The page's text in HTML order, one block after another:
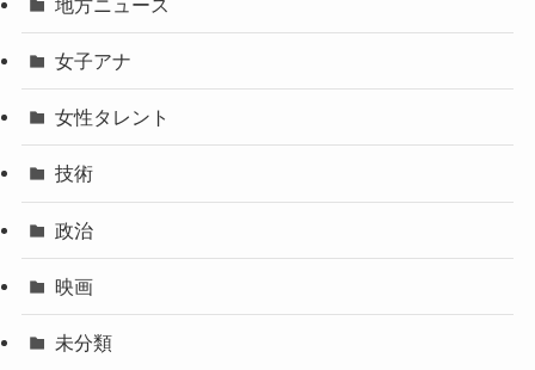
地方ニュース
女子アナ
女性タレント
技術
政治
映画
未分類